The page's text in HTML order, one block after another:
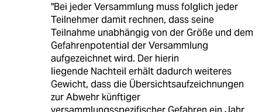
"Bei jeder Versammlung muss folglich jeder
Teilnehmer damit rechnen, dass seine
Teilnahme unabhängig von der Größe und dem
Gefahrenpotential der Versammlung
aufgezeichnet wird. Der hierin
liegende Nachteil erhält dadurch weiteres
Gewicht, dass die Übersichtsaufzeichnungen
zur Abwehr künftiger